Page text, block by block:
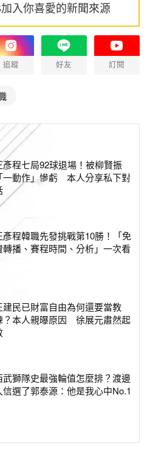
入你喜愛的新聞來源
追蹤 好友 訂閱
彥程七局92球退場！被柳賢振
「一動作」慘虧 本人分享私下對
彥程韓職先發挑戰第10勝！「免
轉播、賽程時間、分析」一次看
建民已財富自由為何還要當教
？本人親曝原因 徐展元肅然起
武獅隊史最強輪值怎麼排？渡邊
信選了郭泰源：他是我心中No.1